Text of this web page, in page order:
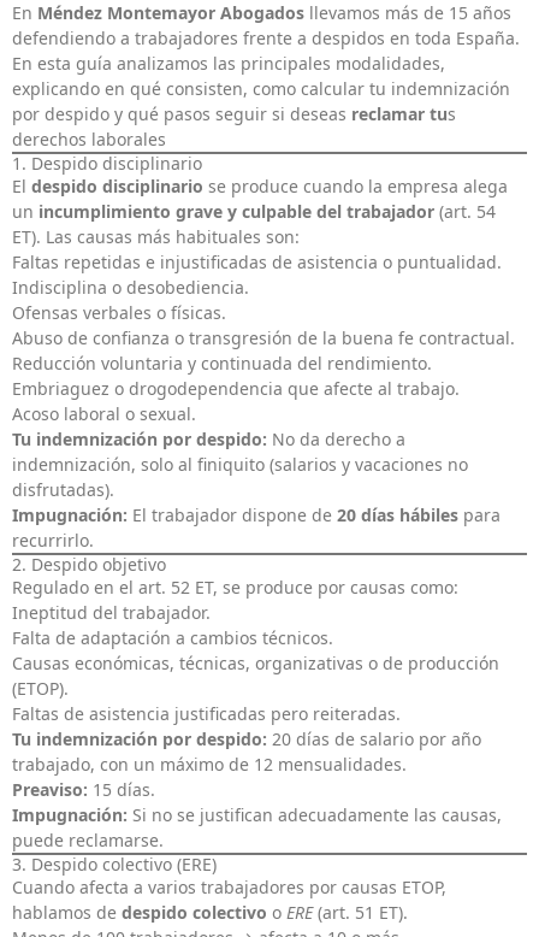
En Méndez Montemayor Abogados llevamos más de 15 años
defendiendo a trabajadores frente a despidos en toda España.
En esta guía analizamos las principales modalidades,
explicando en qué consisten, como calcular tu indemnización
por despido y qué pasos seguir si deseas reclamar tus
derechos laborales
1. Despido disciplinario
El despido disciplinario se produce cuando la empresa alega
un incumplimiento grave y culpable del trabajador (art. 54
ET). Las causas más habituales son:
Faltas repetidas e injustificadas de asistencia o puntualidad.
Indisciplina o desobediencia.
Ofensas verbales o físicas.
Abuso de confianza o transgresión de la buena fe contractual.
Reducción voluntaria y continuada del rendimiento.
Embriaguez o drogodependencia que afecte al trabajo.
Acoso laboral o sexual.
Tu indemnización por despido: No da derecho a
indemnización, solo al finiquito (salarios y vacaciones no
disfrutadas).
Impugnación: El trabajador dispone de 20 días hábiles para
recurrirlo.
2. Despido objetivo
Regulado en el art. 52 ET, se produce por causas como:
Ineptitud del trabajador.
Falta de adaptación a cambios técnicos.
Causas económicas, técnicas, organizativas o de producción
(ETOP).
Faltas de asistencia justificadas pero reiteradas.
Tu indemnización por despido: 20 días de salario por año
trabajado, con un máximo de 12 mensualidades.
Preaviso: 15 días.
Impugnación: Si no se justifican adecuadamente las causas,
puede reclamarse.
3. Despido colectivo (ERE)
Cuando afecta a varios trabajadores por causas ETOP,
hablamos de despido colectivo o ERE(art. 51 ET).